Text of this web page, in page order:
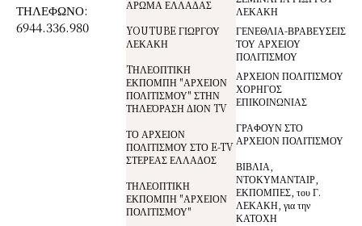
ΤΗΛΕΦΩΝΟ:
6944.336.980
ΑΡΩΜΑ ΕΛΛΑΔΑΣ
YOUTUBE ΓΙΩΡΓΟΥ
ΛΕΚΑΚΗ
TΗΛΕΟΠΤΙΚΗ
ΕΚΠΟΜΠΗ "ΑΡΧΕΙΟΝ
ΠΟΛΙΤΙΣΜΟΥ" ΣΤΗΝ
ΤΗΛΕΌΡΑΣΗ ΔΙΟΝ TV
ΤΟ ΑΡΧΕΙΟΝ
ΠΟΛΙΤΙΣΜΟΥ ΣΤΟ E-TV
ΣΤΕΡΕΑΣ ΕΛΛΑΔΟΣ
ΤΗΛΕΟΠΤΙΚΗ
ΕΚΠΟΜΠΗ "ΑΡΧΕΙΟΝ
ΠΟΛΙΤΙΣΜΟΥ"
ΛΕΚΑΚΗ
ΓΕΝΕΘΛΙΑ-ΒΡΑΒΕΥΣΕΙΣ
ΤΟΥ ΑΡΧΕΙΟΥ
ΠΟΛΙΤΙΣΜΟΥ
ΑΡΧΕΙΟΝ ΠΟΛΙΤΙΣΜΟΥ
ΧΟΡΗΓΟΣ
ΕΠΙΚΟΙΝΩΝΙΑΣ
ΓΡΑΦΟΥΝ ΣΤΟ
ΑΡΧΕΙΟΝ ΠΟΛΙΤΙΣΜΟΥ
ΒΙΒΛΙΑ,
ΝΤΟΚΥΜΑΝΤΑΙΡ,
ΕΚΠΟΜΠΕΣ, του Γ.
ΛΕΚΑΚΗ, για την
ΚΑΤΟΧΗ